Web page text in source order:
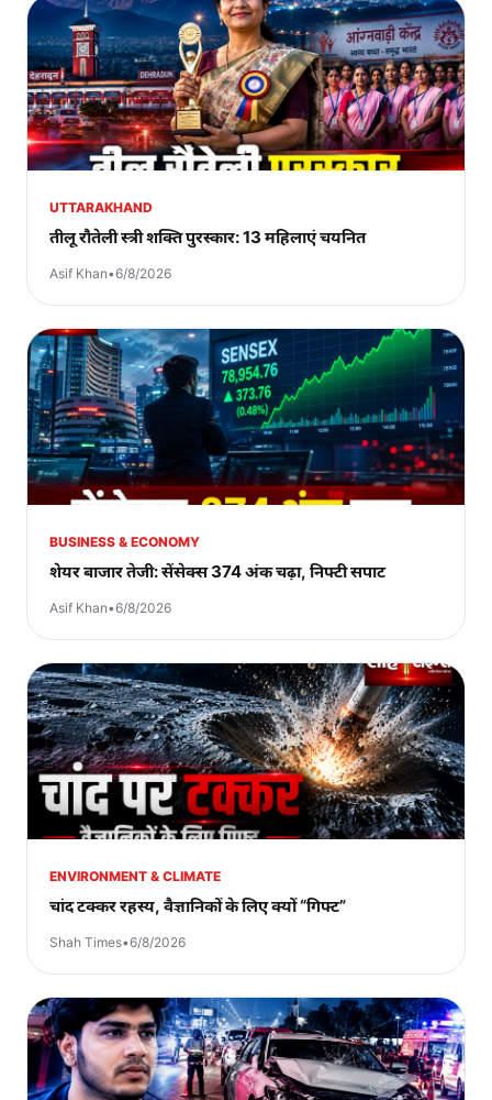
UTTARAKHAND
तीलू रौतेली स्त्री शक्ति पुरस्कार: 13 महिलाएं चयनित
Asif Khan•6/8/2026
BUSINESS & ECONOMY
शेयर बाजार तेजी: सेंसेक्स 374 अंक चढ़ा, निफ्टी सपाट
Asif Khan•6/8/2026
ENVIRONMENT & CLIMATE
चांद टक्कर रहस्य, वैज्ञानिकों के लिए क्यों “गिफ्ट”
Shah Times•6/8/2026